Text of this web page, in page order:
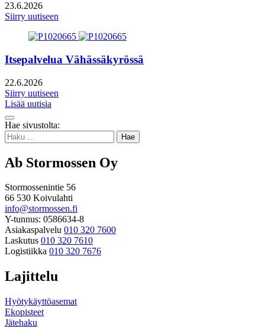
23.6.2026
Siirry uutiseen
Itsepalvelua Vähässäkyrössä
22.6.2026
Siirry uutiseen
Lisää uutisia
Takaisin
ylös
Hae sivustolta:
Haku:
Ab Stormossen Oy
Stormossenintie 56
66 530 Koivulahti
info@stormossen.fi
Y-tunnus: 0586634-8
Asiakaspalvelu 010 320 7600
Laskutus 010 320 7610
Logistiikka 010 320 7676
Lajittelu
Hyötykäyttöasemat
Ekopisteet
Jätehaku